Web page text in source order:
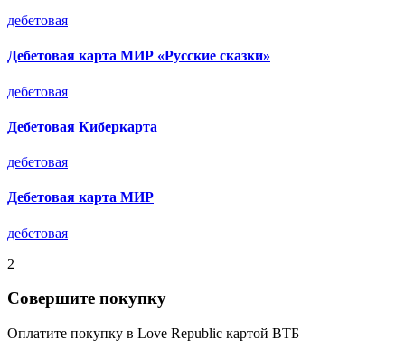
дебетовая
Дебетовая карта МИР «Русские сказки»
дебетовая
Дебетовая Киберкарта
дебетовая
Дебетовая карта МИР
дебетовая
2
Совершите покупку
Оплатите покупку в Love Republic картой ВТБ